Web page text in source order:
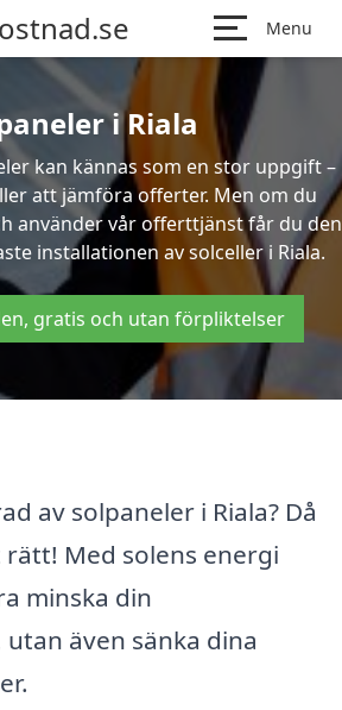
Menu
i Riala
kan kännas som en stor uppgift –
att jämföra offerter. Men om du
använder vår offerttjänst får du den
installationen av solceller i Riala.
gratis och utan förpliktelser
av solpaneler i Riala? Då
Med solens energi
minska din
även sänka dina